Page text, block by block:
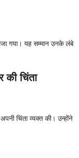
गया। यह सम्मान उनके लंबे
की चिंता
चिंता व्यक्त की। उन्होंने